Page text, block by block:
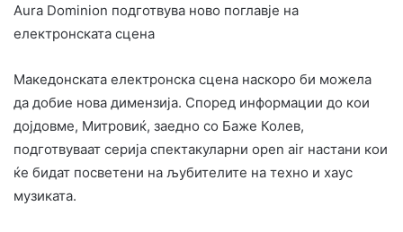
Aura Dominion подготвува ново поглавје на
електронската сцена
Македонската електронска сцена наскоро би можела
да добие нова димензија. Според информации до кои
дојдовме, Митровиќ, заедно со Баже Колев,
подготвуваат серија спектакуларни open air настани кои
ќе бидат посветени на љубителите на техно и хаус
музиката.